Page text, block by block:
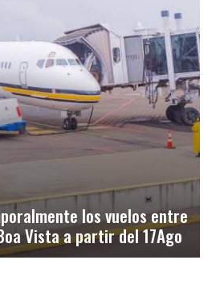
los vuelos entre
Vista a partir del 17Ago